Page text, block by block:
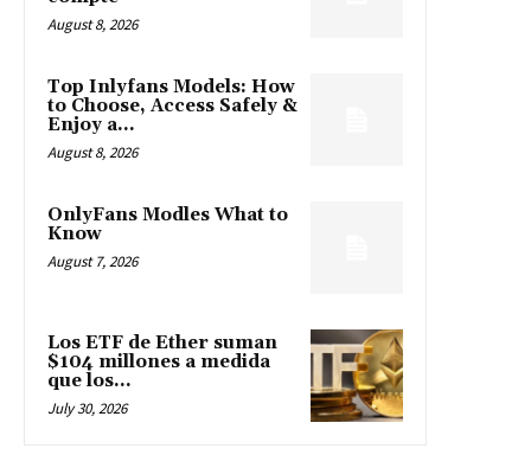
August 8, 2026
Top Inlyfans Models: How
to Choose, Access Safely &
Enjoy a...
August 8, 2026
OnlyFans Modles What to
Know
August 7, 2026
Los ETF de Ether suman
$104 millones a medida
que los...
July 30, 2026